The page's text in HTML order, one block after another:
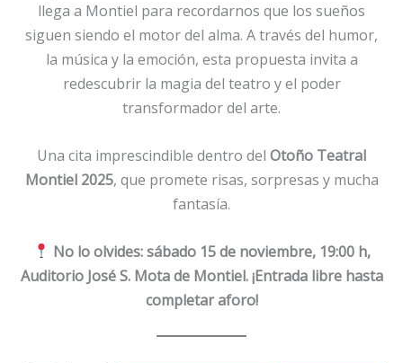
llega a Montiel para recordarnos que los sueños
siguen siendo el motor del alma. A través del humor,
la música y la emoción, esta propuesta invita a
redescubrir la magia del teatro y el poder
transformador del arte.
Una cita imprescindible dentro del Otoño Teatral
Montiel 2025, que promete risas, sorpresas y mucha
fantasía.
No lo olvides: sábado 15 de noviembre, 19:00 h,
Auditorio José S. Mota de Montiel. ¡Entrada libre hasta
completar aforo!